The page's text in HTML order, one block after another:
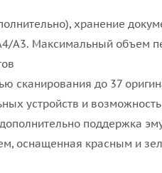
хранение
A3. Максимальный объем
сканирования до 37
устройств и
поддержка
оснащенная красным и